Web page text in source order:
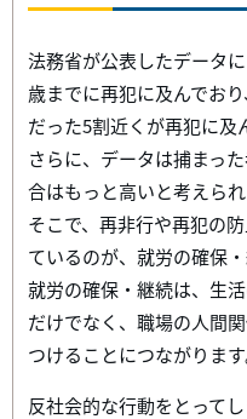
法務省が公表したデータ
歳までに再犯に及んでお
だった5割近くが再犯に及
さらに、データは捕まっ
合はもっと高いと考えられ
そこで、再非行や再犯の
ているのが、就労の確保・
就労の確保・継続は、生
だけでなく、職場の人間
つけることにつながります
反社会的な行動をとって